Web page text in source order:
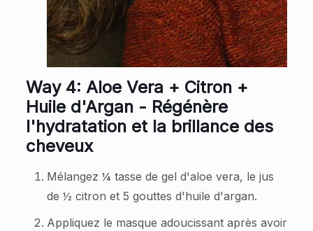
Way 4: Aloe Vera + Citron +
Huile d'Argan - Régénère
l'hydratation et la brillance des
cheveux
Mélangez ¼ tasse de gel d'aloe vera, le jus
de ½ citron et 5 gouttes d'huile d'argan.
Appliquez le masque adoucissant après avoir